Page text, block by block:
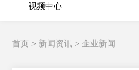
视频中心
首页 > 新闻资讯 > 企业新闻